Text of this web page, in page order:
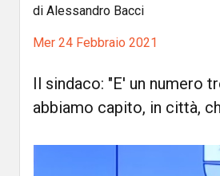
di Alessandro Bacci
Mer 24 Febbraio 2021
Il sindaco: "E' un numero
abbiamo capito, in città,